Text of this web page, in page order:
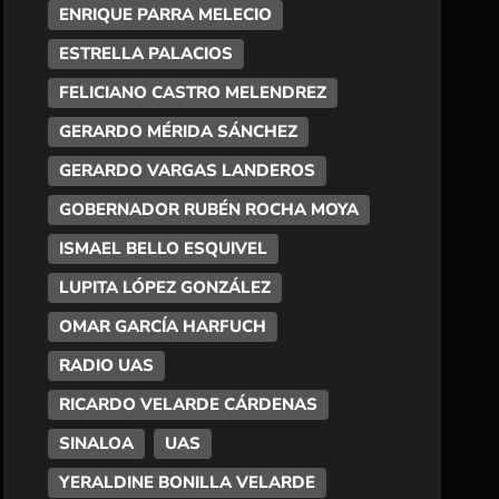
ENRIQUE PARRA MELECIO
ESTRELLA PALACIOS
FELICIANO CASTRO MELENDREZ
GERARDO MÉRIDA SÁNCHEZ
GERARDO VARGAS LANDEROS
GOBERNADOR RUBÉN ROCHA MOYA
ISMAEL BELLO ESQUIVEL
LUPITA LÓPEZ GONZÁLEZ
OMAR GARCÍA HARFUCH
RADIO UAS
RICARDO VELARDE CÁRDENAS
SINALOA
UAS
YERALDINE BONILLA VELARDE